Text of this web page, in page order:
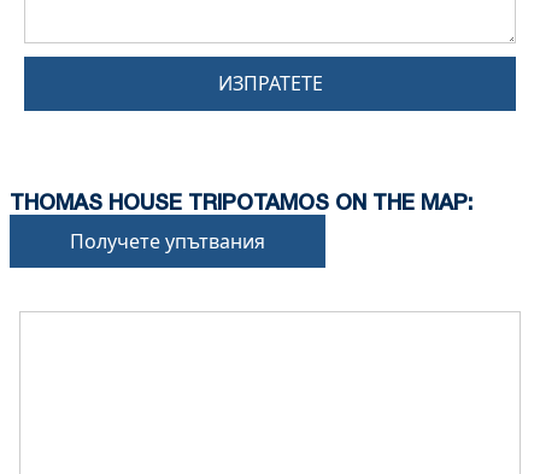
ИЗПРАТЕТЕ
THOMAS HOUSE TRIPOTAMOS ON THE MAP:
Получете упътвания